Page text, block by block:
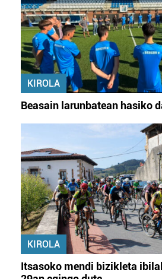
KIROLA
Beasain larunbatean hasiko
KIROLA
Itsasoko mendi bizikleta